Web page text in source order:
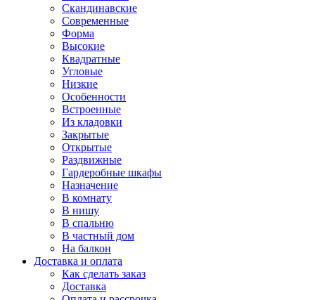
Скандинавские
Современные
Форма
Высокие
Квадратные
Угловые
Низкие
Особенности
Встроенные
Из кладовки
Закрытые
Открытые
Раздвижные
Гардеробные шкафы
Назначение
В комнату
В нишу
В спальню
В частный дом
На балкон
Доставка и оплата
Как сделать заказ
Доставка